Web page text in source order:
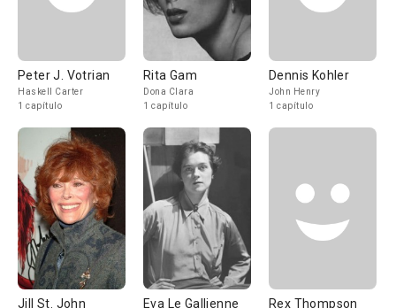
Peter J. Votrian
Haskell Carter
1 capítulo
Rita Gam
Dona Clara
1 capítulo
Dennis Kohler
John Henry
1 capítulo
Jill St. John Eva Le Gallienne Rex Thompson